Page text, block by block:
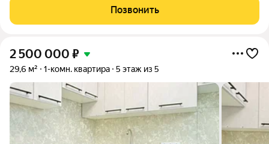
под побелку, установлены хорошие входные двери и
современные радиаторы
Позвонить
2 500 000 ₽
29,6 м² 1-комн. квартира 5 этаж из 5